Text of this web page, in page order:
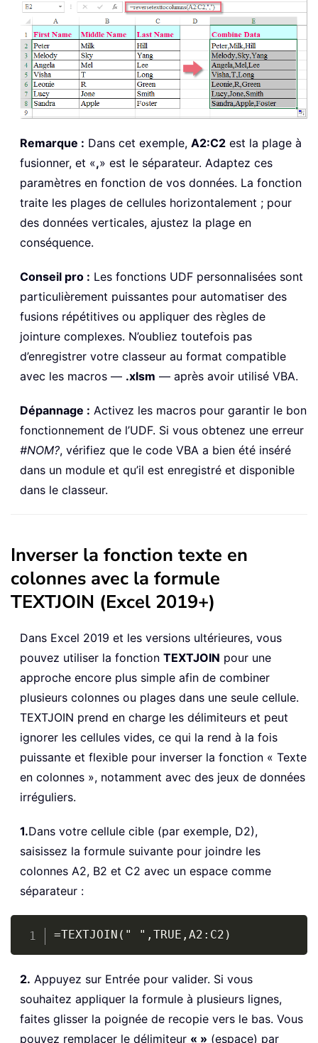
Remarque : Dans cet exemple, A2:C2 est la plage à
fusionner, et «,» est le séparateur. Adaptez ces
paramètres en fonction de vos données. La fonction
traite les plages de cellules horizontalement ; pour
des données verticales, ajustez la plage en
conséquence.
Conseil pro : Les fonctions UDF personnalisées sont
particulièrement puissantes pour automatiser des
fusions répétitives ou appliquer des règles de
jointure complexes. N’oubliez toutefois pas
d’enregistrer votre classeur au format compatible
avec les macros — .xlsm — après avoir utilisé VBA.
Dépannage : Activez les macros pour garantir le bon
fonctionnement de l’UDF. Si vous obtenez une erreur
#NOM?, vérifiez que le code VBA a bien été inséré
dans un module et qu’il est enregistré et disponible
dans le classeur.
Inverser la fonction texte en
colonnes avec la formule
TEXTJOIN (Excel 2019+)
Dans Excel 2019 et les versions ultérieures, vous
pouvez utiliser la fonction TEXTJOIN pour une
approche encore plus simple afin de combiner
plusieurs colonnes ou plages dans une seule cellule.
TEXTJOIN prend en charge les délimiteurs et peut
ignorer les cellules vides, ce qui la rend à la fois
puissante et flexible pour inverser la fonction « Texte
en colonnes », notamment avec des jeux de données
irréguliers.
1.Dans votre cellule cible (par exemple, D2),
saisissez la formule suivante pour joindre les
colonnes A2, B2 et C2 avec un espace comme
séparateur :
=TEXTJOIN(" ",TRUE,A2:C2)
2. Appuyez sur Entrée pour valider. Si vous
souhaitez appliquer la formule à plusieurs lignes,
faites glisser la poignée de recopie vers le bas. Vous
pouvez remplacer le délimiteur « » (espace) par